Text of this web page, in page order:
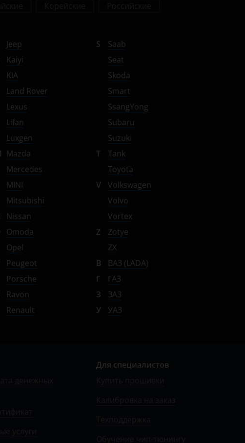
Jeep
Kaiyi
KIA
Land Rover
Lexus
Lifan
Luxgen
Mazda
Mercedes
MINI
Mitsubishi
Nissan
Omoda
Opel
Peugeot
Porsche
Ravon
Renault
S
Saab
Seat
Skoda
Smart
SsangYong
Subaru
Suzuki
T
Tank
Toyota
V
Volkswagen
Volvo
Vortex
Z
Zotye
ZX
В
ВАЗ (LADA)
Г
ГАЗ
З
ЗАЗ
У
УАЗ
Для специалистов